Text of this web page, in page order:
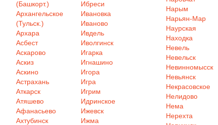
(Башкорт.)
Архангельское
(Тульск.)
Архара
Асбест
Аскарово
Аскиз
Аскино
Астрахань
Аткарск
Атяшево
Афанасьево
Ахтубинск
Ибреси
Ивановка
Иваново
Ивдель
Иволгинск
Игарка
Игнашино
Игора
Игра
Игрим
Идринское
Ижевск
Ижма
Нарым
Нарьян-Мар
Наурская
Находка
Невель
Невельск
Невинномысск
Невьянск
Некрасовское
Нелидово
Нема
Нерехта